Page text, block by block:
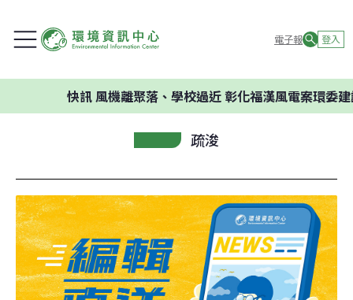
電子報 登入
風機離聚落、學校過近 彰化福漢風電案環委建議不應
疏浚